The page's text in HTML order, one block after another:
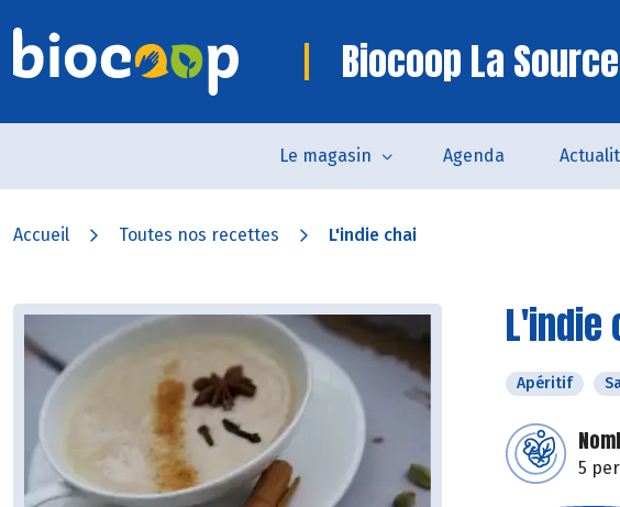
Biocoop La Source
Le magasin Agenda
Accueil Toutes nos recettes L'indie chai
L'indie
Apéritif
5